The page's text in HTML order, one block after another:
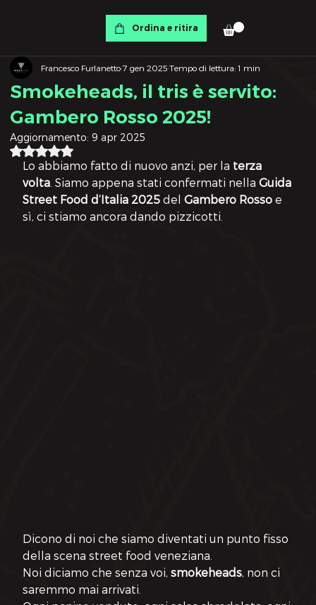
Ordina e ritira
Smokeheads, il tris è servito:
Gambero Rosso 2025!
Francesco Furlanetto7 gen 2025Tempo di lettura: 1 min
Aggiornamento: 9 apr 2025
Valutazione NaN stelle su 5.
Lo abbiamo fatto di nuovo anzi, per la terza
volta. Siamo appena stati confermati nella Guida
Street Food d’Italia 2025 del Gambero Rosso e
sì, ci stiamo ancora dando pizzicotti.
Dicono di noi che siamo diventati un punto fisso
della scena street food veneziana.
Noi diciamo che senza voi, smokeheads, non ci
saremmo mai arrivati.